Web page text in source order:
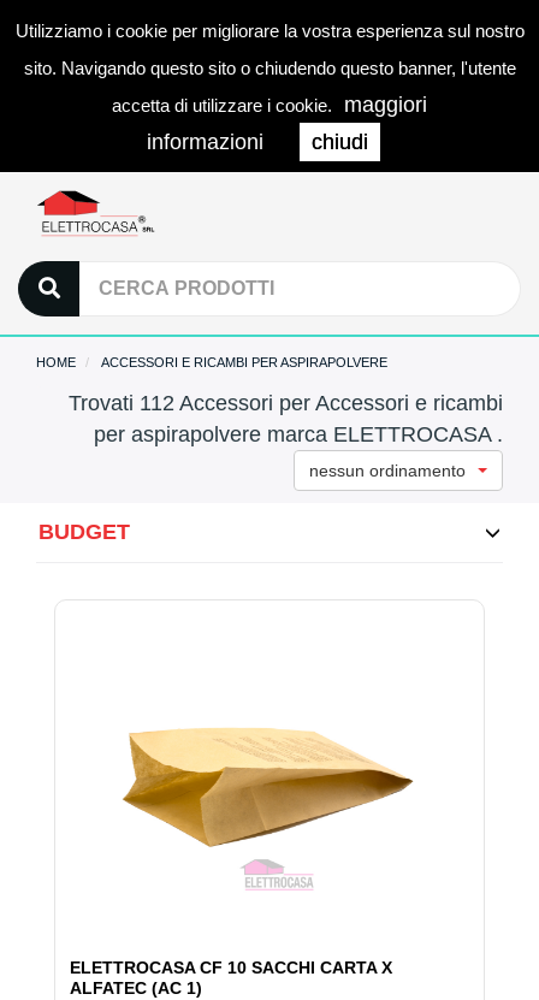
Utilizziamo i cookie per migliorare la vostra esperienza sul nostro
sito. Navigando questo sito o chiudendo questo banner, l'utente
accetta di utilizzare i cookie.
maggiori
informazioni
chiudi
0
HOME ACCESSORI E RICAMBI PER ASPIRAPOLVERE
Trovati 112 Accessori per Accessori e ricambi
per aspirapolvere marca ELETTROCASA .
nessun ordinamento
BUDGET
ELETTROCASA CF 10 SACCHI CARTA X
ALFATEC (AC 1)